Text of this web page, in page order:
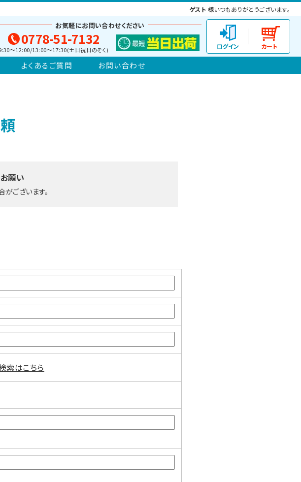
ゲスト 様いつもありがとうございます。
お気軽にお問い合わせください
0778-51-7132
～12:00/13:00～17:30(土日祝日のぞく)
よくあるご質問 お問い合わせ
願い
ございます。
索はこちら